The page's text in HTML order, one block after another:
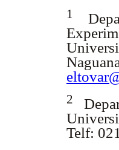
1
2
Telf: